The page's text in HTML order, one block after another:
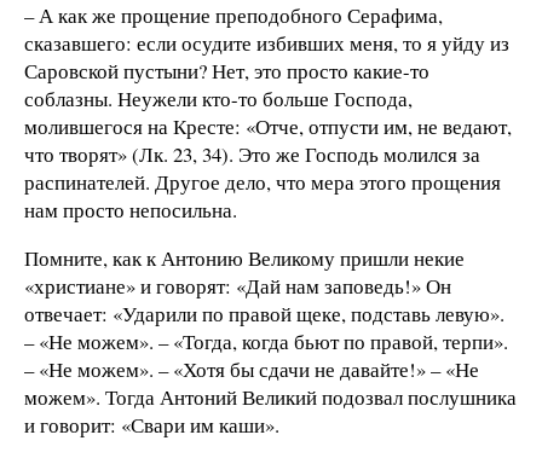
– А как же прощение преподобного Серафима,
сказавшего: если осудите избивших меня, то я уйду из
Саровской пустыни? Нет, это просто какие-то
соблазны. Неужели кто-то больше Господа,
молившегося на Кресте: «Отче, отпусти им, не ведают,
что творят» (Лк. 23, 34). Это же Господь молился за
распинателей. Другое дело, что мера этого прощения
нам просто непосильна.
Помните, как к Антонию Великому пришли некие
«христиане» и говорят: «Дай нам заповедь!» Он
отвечает: «Ударили по правой щеке, подставь левую».
– «Не можем». – «Тогда, когда бьют по правой, терпи».
– «Не можем». – «Хотя бы сдачи не давайте!» – «Не
можем». Тогда Антоний Великий подозвал послушника
и говорит: «Свари им каши».